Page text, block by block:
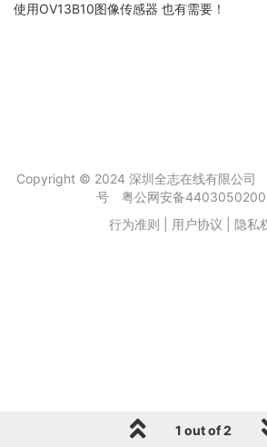
使用OV13B10图像传感器 也有需要！
1 out of 2
Copyright © 2024 深圳全志在线有限公司
号
粤公网安备
行为准则
用户协议 隐私